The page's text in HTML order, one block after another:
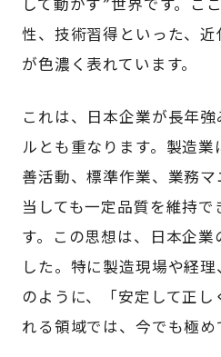
性、技術習得といった、
が色濃く表れています。
これは、日本企業が長年
ルとも重なります。製造
善活動、標準作業、業務
当しても一定品質を維持
す。この思想は、日本企業
した。特に製造現場や経
のように、「安定して正
れる領域では、今でも極め